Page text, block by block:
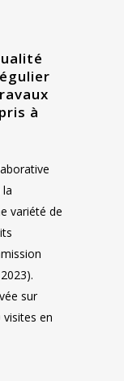
à
variété de
sur
en